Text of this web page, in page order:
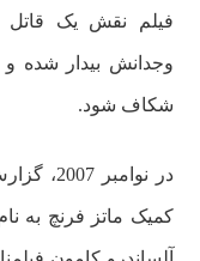
فیلم نقش یک قاتل
وجدانش بیدار شده
شکاف شود.
در
کمیک ماتز فرنچ به